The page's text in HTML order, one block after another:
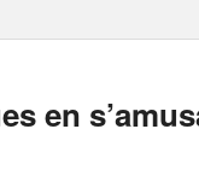
en